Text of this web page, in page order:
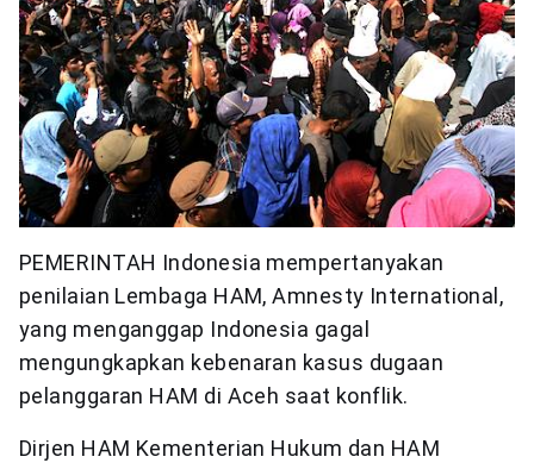
PEMERINTAH Indonesia mempertanyakan
penilaian Lembaga HAM, Amnesty International,
yang menganggap Indonesia gagal
mengungkapkan kebenaran kasus dugaan
pelanggaran HAM di Aceh saat konflik.
Dirjen HAM Kementerian Hukum dan HAM